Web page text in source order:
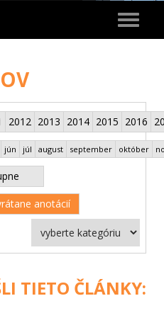
Toggle
2012 2013 2014 2015 2016
jún júl august september október
anotácií
TIETO ČLÁNKY: